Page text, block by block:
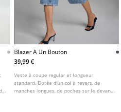
Blazer A Un Bouton
39,99 €
Veste à coupe regular et longueur
standard. Dotée d'un col à revers, de
manches longues, de poches sur le devant